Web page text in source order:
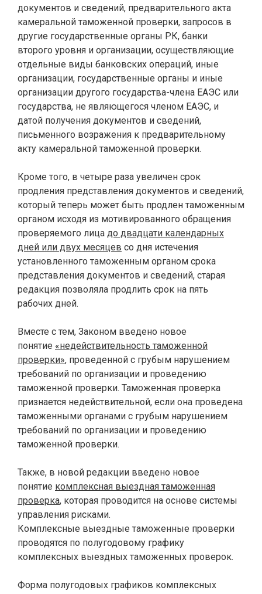
документов и сведений, предварительного акта
камеральной таможенной проверки, запросов в
другие государственные органы РК, банки
второго уровня и организации, осуществляющие
отдельные виды банковских операций, иные
организации, государственные органы и иные
организации другого государства-члена ЕАЭС или
государства, не являющегося членом ЕАЭС, и
датой получения документов и сведений,
письменного возражения к предварительному
акту камеральной таможенной проверки.
Кроме того, в четыре раза увеличен срок
продления представления документов и сведений,
который теперь может быть продлен таможенным
органом исходя из мотивированного обращения
проверяемого лица до двадцати календарных
дней или двух месяцев со дня истечения
установленного таможенным органом срока
представления документов и сведений, старая
редакция позволяла продлить срок на пять
рабочих дней.
Вместе с тем, Законом введено новое
понятие «недействительность таможенной
проверки», проведенной с грубым нарушением
требований по организации и проведению
таможенной проверки. Таможенная проверка
признается недействительной, если она проведена
таможенными органами с грубым нарушением
требований по организации и проведению
таможенной проверки.
Также, в новой редакции введено новое
понятие комплексная выездная таможенная
проверка, которая проводится на основе системы
управления рисками.
Комплексные выездные таможенные проверки
проводятся по полугодовому графику
комплексных выездных таможенных проверок.
Форма полугодовых графиков комплексных